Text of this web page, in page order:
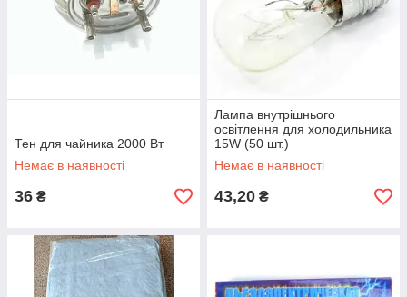
Тен для чайника 2000 Вт
Немає в наявності
36 ₴
Лампа внутрішнього
освітлення для холодильника
15W (50 шт.)
Немає в наявності
43,20 ₴